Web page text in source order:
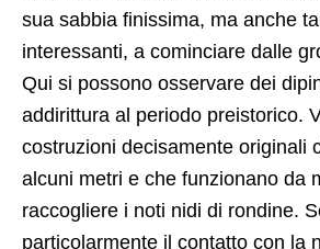
sua sabbia finissima, ma anche
interessanti, a cominciare dalle
Qui si possono osservare dei
addirittura al periodo preistorico.
costruzioni decisamente originali
alcuni metri e che funzionano da
raccogliere i noti nidi di rondine.
particolarmente il contatto con la